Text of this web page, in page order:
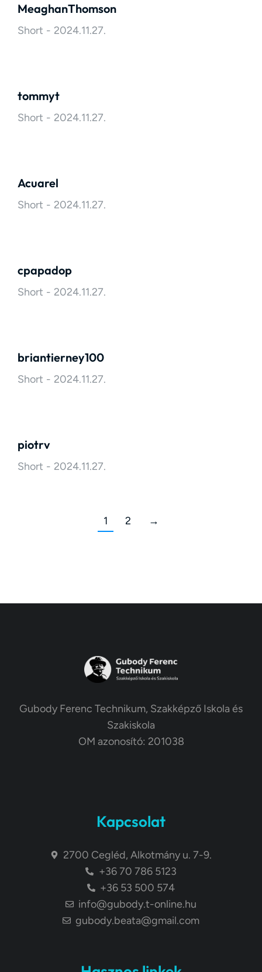
MeaghanThomson
Short 2024.11.27.
tommyt
Short 2024.11.27.
Acuarel
Short 2024.11.27.
cpapadop
Short 2024.11.27.
briantierney100
Short 2024.11.27.
piotrv
Short 2024.11.27.
1 2 →
Gubody Ferenc Technikum, Szakképző Iskola és
Szakiskola
OM azonosító: 201038
Kapcsolat
2700 Cegléd, Alkotmány u. 7-9.
+36 70 786 5123
+36 53 500 574
info@gubody.t-online.hu
gubody.beata@gmail.com